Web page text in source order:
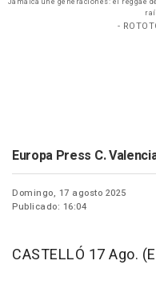
Jamaica une generaciones: el reggae
-
Europa Press C.
Domingo, 17 agosto 2025
Publicado: 16:04
CASTELLÓ 17 Ago.